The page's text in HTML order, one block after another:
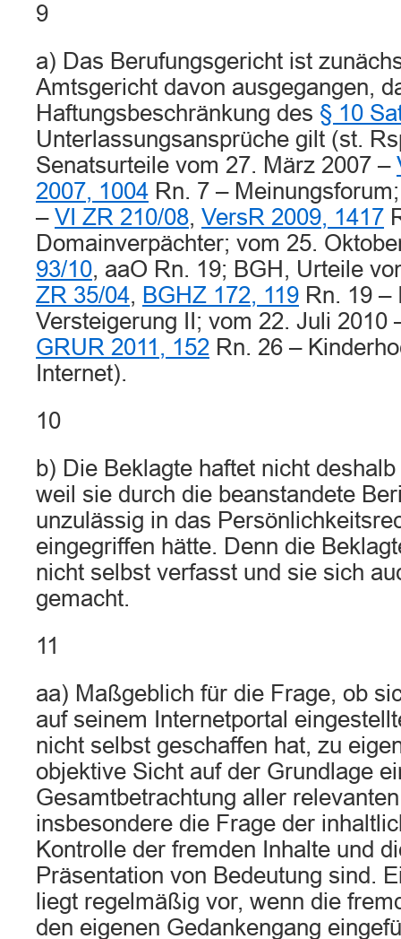
9
a) Das Berufungsgericht ist
Amtsgericht davon ausgegangen,
Haftungsbeschränkung des § 10
Unterlassungsansprüche gilt (st.
Senatsurteile vom 27. März 2007 –
2007, 1004 Rn. 7 –
– VI ZR 210/08, VersR 2009, 1417
Domainverpächter; vom 25.
93/10, aaO Rn. 19; BGH, Urteile
ZR 35/04, BGHZ 172, 119 Rn. 19 –
Versteigerung II; vom 22. Juli 2010
GRUR 2011, 152 Rn. 26 –
Internet).
10
b) Die Beklagte haftet nicht
weil sie durch die beanstandete
unzulässig in das
eingegriffen hätte. Denn die
nicht selbst verfasst und sie sich
gemacht.
11
aa) Maßgeblich für die Frage, ob
auf seinem Internetportal
nicht selbst geschaffen hat, zu
objektive Sicht auf der Grundlage
Gesamtbetrachtung aller
insbesondere die Frage der
Kontrolle der fremden Inhalte und
Präsentation von Bedeutung sind.
liegt regelmäßig vor, wenn die
den eigenen Gedankengang